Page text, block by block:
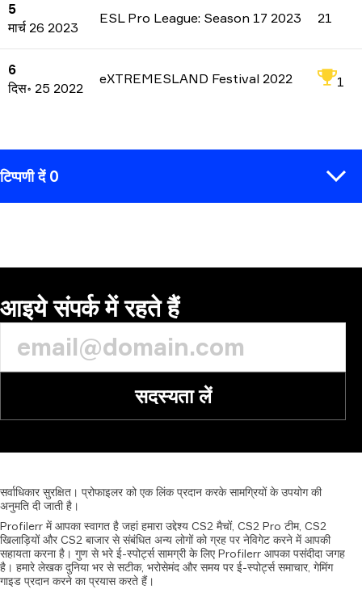
5
मार्च 26 2023
ESL Pro League: Season 17 2023 21
6
दिस॰ 25 2022
eXTREMESLAND Festival 2022 1
टिप्पणी दें 0
आइये संपर्क में रहते हैं
सदस्यता लें
सर्वाधिकार सुरक्षित। प्रोफाइलर को एक लिंक प्रदान करके सामग्रियों के उपयोग की
अनुमति दी जाती है।
Profilerr में आपका स्वागत है जहां हमारा उद्देश्य CS2 मैचों, CS2 Pro टीम, CS2
खिलाड़ियों और CS2 बाजार से संबंधित अन्य लोगों को ग्रह पर नेविगेट करने में आपकी
सहायता करना है। गुण से भरे ई-स्पोर्ट्स सामग्री के लिए Profilerr आपका पसंदीदा जगह
है। हमारे लेखक दुनिया भर से सटीक, भरोसेमंद और समय पर ई-स्पोर्ट्स समाचार, गेमिंग
गाइड प्रदान करने का प्रयास करते हैं।